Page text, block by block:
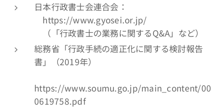
日本行政書士会連合会：
https://www.gyosei.or.jp/
（「行政書士の業務に関するQ&A」など）
総務省「行政手続の適正化に関する検討報告
書」（2019年）
https://www.soumu.go.jp/main_content/00
0619758.pdf